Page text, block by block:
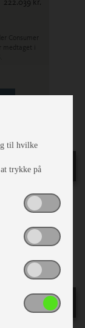
Consumer
i
til hvilke
trykke på